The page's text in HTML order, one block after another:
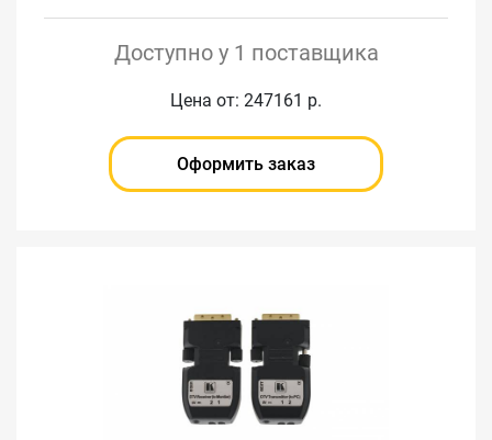
Доступно у 1 поставщика
Цена от: 247161 р.
Оформить заказ